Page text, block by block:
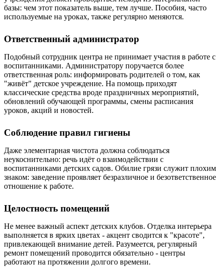
базы: чем этот показатель выше, тем лучше. Пособия, часто
используемые на уроках, также регулярно меняются.
Ответственный администратор
Подобный сотрудник центра не принимает участия в работе с
воспитанниками. Администратору поручается более
ответственная роль: информировать родителей о том, как
"живёт" детское учреждение. На помощь приходят
классические средства вроде праздничных мероприятий,
обновлений обучающей программы, смены расписания
уроков, акций и новостей.
Соблюдение правил гигиены
Даже элементарная чистота должна соблюдаться
неукоснительно: речь идёт о взаимодействии с
воспитанниками детских садов. Обилие грязи служит плохим
знаком: заведение проявляет безразличное и безответственное
отношение к работе.
Целостность помещений
Не менее важный аспект детских клубов. Отделка интерьера
выполняется в ярких цветах - акцент сводится к "красоте",
привлекающей внимание детей. Разумеется, регулярный
ремонт помещений проводится обязательно - центры
работают на протяжении долгого времени.